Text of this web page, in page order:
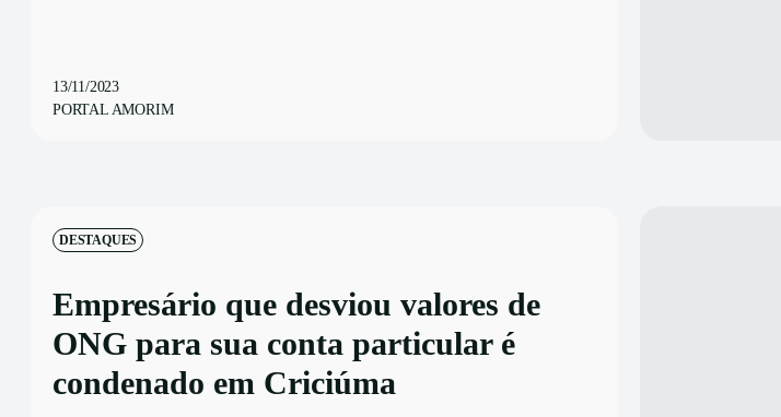
13/11/2023
PORTAL AMORIM
DESTAQUES
Empresário que desviou valores de
ONG para sua conta particular é
condenado em Criciúma